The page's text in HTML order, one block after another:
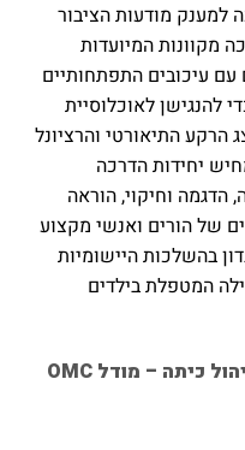
מודעות הציבור
מקוונות המיועדות
עם עיכובים התפתחותיים
להנגישן לאוכלוסיית
הרקע התיאורטי והרציונל
יחידות הדרכה
הדגמה וחיקוי, הוראה
של הורים ואנשי מקצוע
בהשלכות היישומיות
המטפלת בילדים
כיתה – מודל OMC